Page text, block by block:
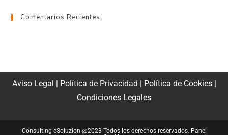
Comentarios Recientes
Aviso Legal | Política de Privacidad | Política de Cookies|
Condiciones Legales
Consulting eSoluzion @2023 Todos los derechos reservados. Panel